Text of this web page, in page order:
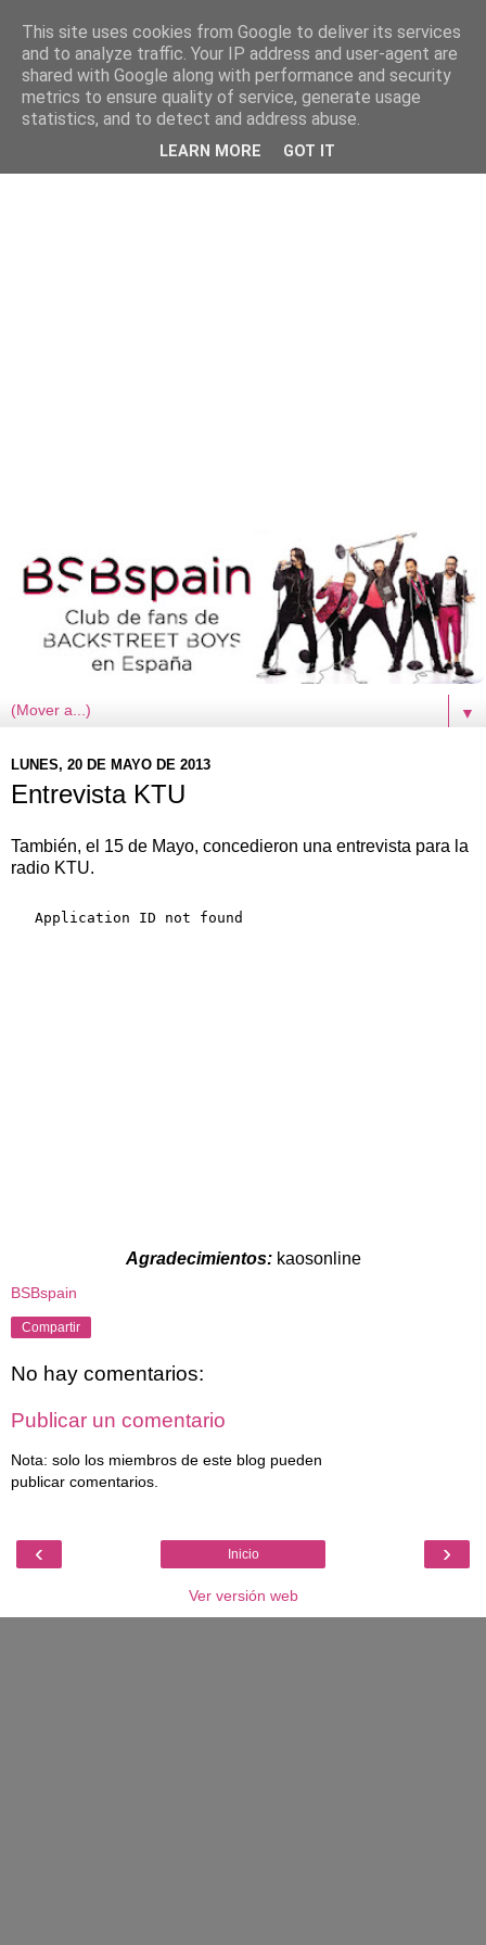
▼
LUNES, 20 DE MAYO DE 2013
Entrevista KTU
También, el 15 de Mayo, concedieron una entrevista para la
radio KTU.
Agradecimientos: kaosonline
BSBspain
Compartir
No hay comentarios:
Publicar un comentario
Nota: solo los miembros de este blog pueden
publicar comentarios.
‹ ›
Inicio
Ver versión web
This site uses cookies from Google to deliver its services
and to analyze traffic. Your IP address and user-agent are
shared with Google along with performance and security
metrics to ensure quality of service, generate usage
statistics, and to detect and address abuse.
LEARN MORE GOT IT